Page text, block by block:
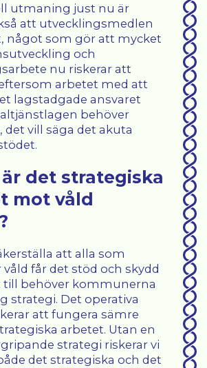
utmaning just nu är
att utvecklingsmedlen
något som gör att mycket
och
nu riskerar att
arbetet med att
lagstadgade ansvaret
behöver
det vill säga det akuta
det strategiska
mot våld
att alla som
får det stöd och skydd
till behöver kommunerna
strategi. Det operativa
att fungera sämre
arbetet. Utan en
strategi riskerar vi
det strategiska och det